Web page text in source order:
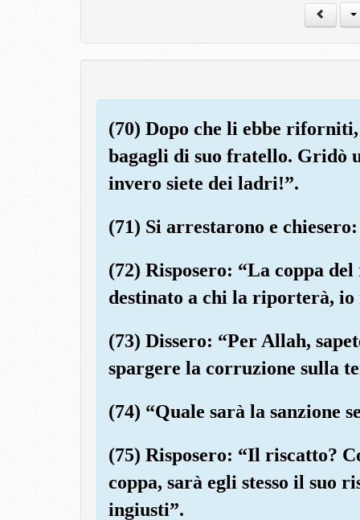
(70) Dopo che li ebbe
bagagli di suo fratello. Gridò
invero siete dei ladri!”.
(71) Si arrestarono e
(72) Risposero: “La coppa
destinato a chi la riporterà, io
(73) Dissero: “Per Allah,
spargere la corruzione sulla
(74) “Quale sarà la sanzione
(75) Risposero: “Il riscatto?
coppa, sarà egli stesso il suo
ingiusti”.